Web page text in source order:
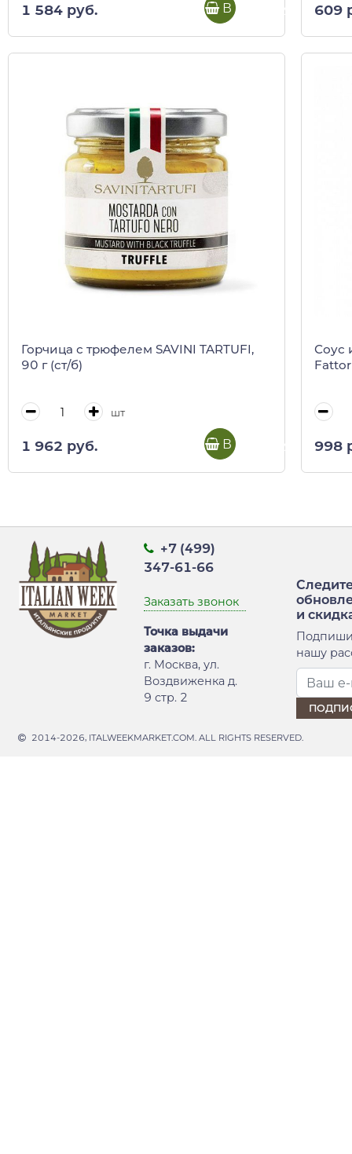
1 584 руб. В корзину 609
Горчица с трюфелем SAVINI TARTUFI,
90 г (ст/б)
шт
1 962 руб. В корзину
Соус
998
+7 (499)
347-61-66
Заказать звонок
Точка выдачи
заказов:
г. Москва, ул.
Воздвиженка д.
9 стр. 2
и
нашу
2014-2026, ITALWEEKMARKET.COM. ALL RIGHTS RESERVED.